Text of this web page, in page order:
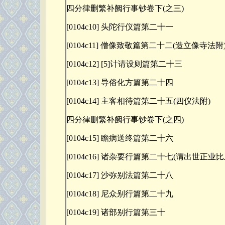
四分律删繁补阙行事钞卷下(之三)
[0104c10] 头陀行仪篇第二十一
[0104c11] 僧像致敬篇第二十二(造立像寺法附
[0104c12] [5]计请设则篇第二十三
[0104c13] 导俗化方篇第二十四
[0104c14] 主客相待篇第二十五(四仪法附)
四分律删繁补阙行事钞卷下(之四)
[0104c15] 瞻病送终篇第二十六
[0104c16] 诸杂要行篇第二十七(谓出世正业
[0104c17] 沙弥别法篇第二十八
[0104c18] 尼众别行篇第二十九
[0104c19] 诸部别行篇第三十